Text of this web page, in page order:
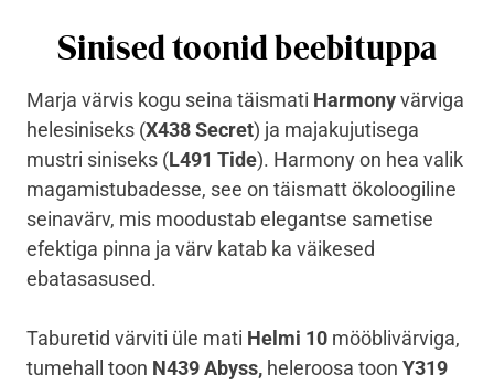
Sinised toonid beebituppa
Marja värvis kogu seina täismati Harmonyvärviga
helesiniseks (X438 Secret) ja majakujutisega
mustri siniseks (L491 Tide). Harmony on hea valik
magamistubadesse, see on täismatt ökoloogiline
seinavärv, mis moodustab elegantse sametise
efektiga pinna ja värv katab ka väikesed
ebatasasused.
Taburetid värviti üle mati Helmi 10 mööblivärviga,
tumehall toon N439 Abyss, heleroosa toon Y319